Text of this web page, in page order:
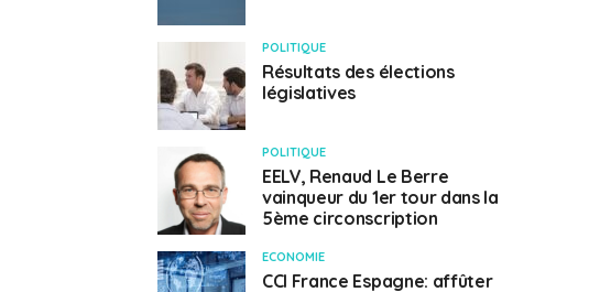
POLITIQUE
Résultats des élections
législatives
POLITIQUE
EELV, Renaud Le Berre
vainqueur du 1er tour dans la
5ème circonscription
ECONOMIE
CCI France Espagne: affûter